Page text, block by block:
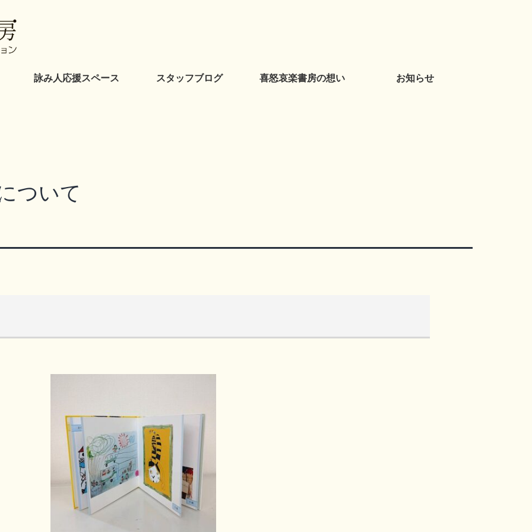
詠み人応援スペース スタッフブログ 喜怒哀楽書房の想い お知らせ
ついて